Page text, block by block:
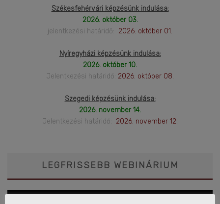
Székesfehérvári képzésünk indulása:
2026. október 03.
jelentkezési határidő: 2026. október 01.
Nyíregyházi képzésünk indulása:
2026. október 10.
Jelentkezési határidő: 2026. október 08.
Szegedi képzésünk indulása:
2026. november 14.
Jelentkezési határidő: 2026. november 12.
LEGFRISSEBB WEBINÁRIUM